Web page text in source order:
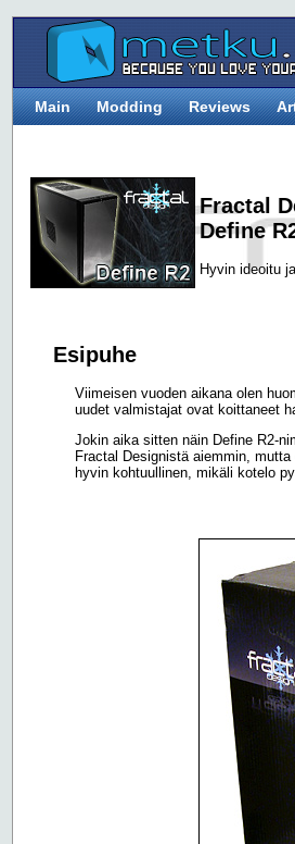
Main Modding Reviews
Fractal
Define
Hyvin ideoitu
Esipuhe
Viimeisen vuoden aikana olen
uudet valmistajat ovat koittaneet
Jokin aika sitten näin Define R2-
Fractal Designistä aiemmin,
hyvin kohtuullinen, mikäli kotelo